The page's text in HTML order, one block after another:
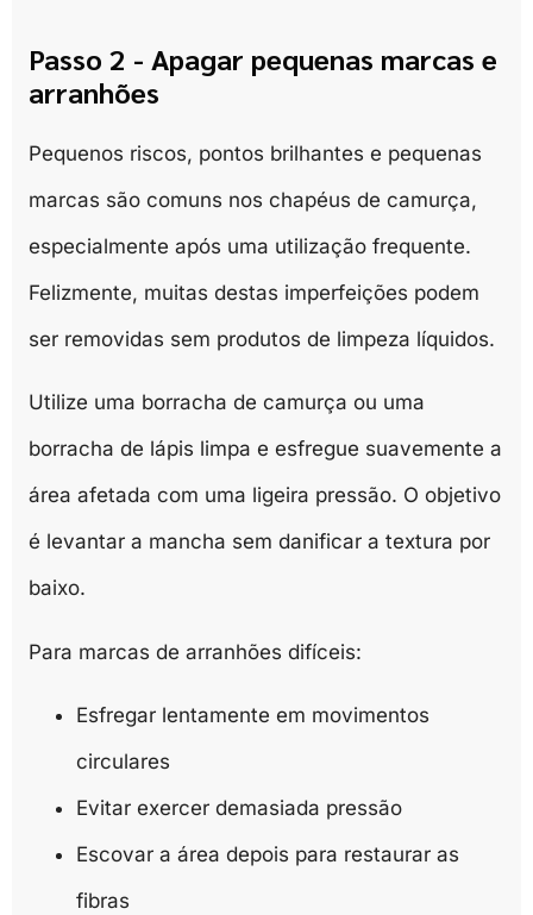
Passo 2 - Apagar pequenas marcas e
arranhões
Pequenos riscos, pontos brilhantes e pequenas
marcas são comuns nos chapéus de camurça,
especialmente após uma utilização frequente.
Felizmente, muitas destas imperfeições podem
ser removidas sem produtos de limpeza líquidos.
Utilize uma borracha de camurça ou uma
borracha de lápis limpa e esfregue suavemente a
área afetada com uma ligeira pressão. O objetivo
é levantar a mancha sem danificar a textura por
baixo.
Para marcas de arranhões difíceis:
Esfregar lentamente em movimentos
circulares
Evitar exercer demasiada pressão
Escovar a área depois para restaurar as
fibras